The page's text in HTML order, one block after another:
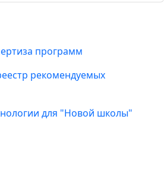
программ
рекомендуемых
для "Новой школы"